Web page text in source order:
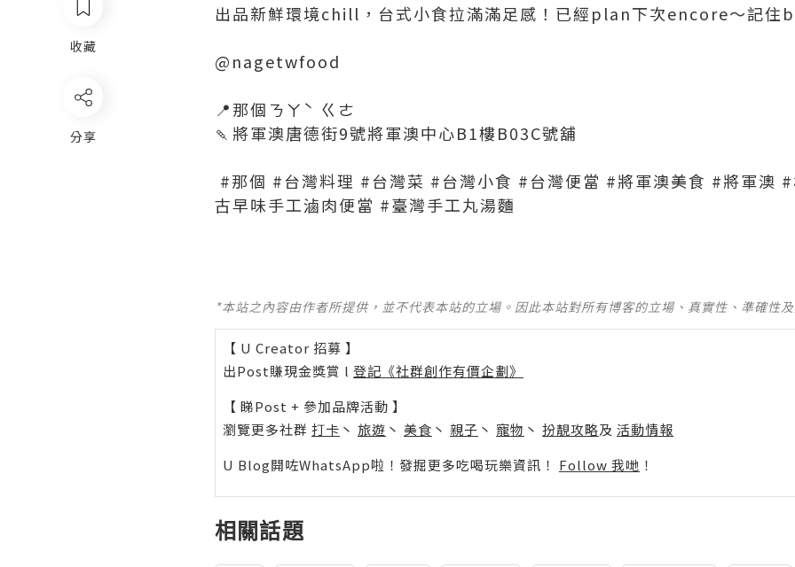
收藏
分享
出品新鮮環境chill，台式小食拉滿滿足感！已經plan下次encore～記住
@nagetwfood
📍那個ㄋㄚˋ ㄍㄜ
🍡將軍澳唐德街9號將軍澳中心B1樓B03C號舖
#那個 #台灣料理 #台灣菜 #台灣小食 #台灣便當 #將軍澳美食 #將軍澳
古早味手工滷肉便當 #臺灣手工丸湯麵
*本站之內容由作者所提供，並不代表本站的立場。因此本站對所有博客的立場、真實性、準確性
【 U Creator 招募 】
出Post賺現金獎賞 l 登記《社群創作有價企劃》
【 睇Post + 參加品牌活動 】
瀏覽更多社群 打卡 丶 旅遊 丶 美食 丶 親子 丶 寵物 丶 扮靚攻略及 活動情報
U Blog開咗WhatsApp啦！發掘更多吃喝玩樂資訊！ Follow 我哋 ！
相關話題